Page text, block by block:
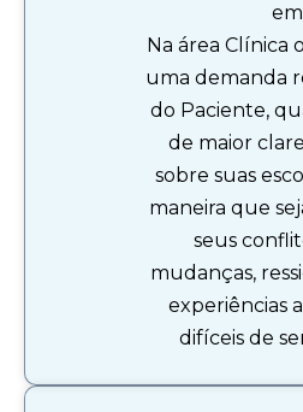
Na área Clínica
uma demanda
do Paciente,
de maior
sobre suas
maneira que
seus
mudanças,
experiências
difíceis de